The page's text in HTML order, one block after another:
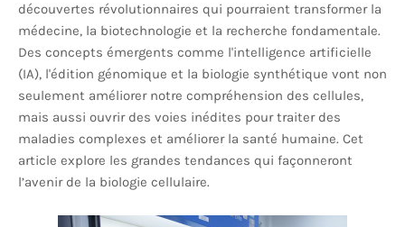
découvertes révolutionnaires qui pourraient transformer la
médecine, la biotechnologie et la recherche fondamentale.
Des concepts émergents comme l'intelligence artificielle
(IA), l'édition génomique et la biologie synthétique vont non
seulement améliorer notre compréhension des cellules,
mais aussi ouvrir des voies inédites pour traiter des
maladies complexes et améliorer la santé humaine. Cet
article explore les grandes tendances qui façonneront
l’avenir de la biologie cellulaire.